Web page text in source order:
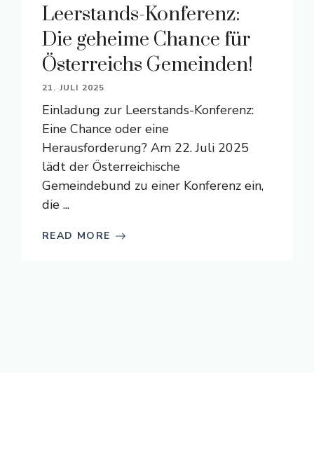
Leerstands-Konferenz:
Die geheime Chance für
Österreichs Gemeinden!
21. JULI 2025
Einladung zur Leerstands-Konferenz:
Eine Chance oder eine
Herausforderung? Am 22. Juli 2025
lädt der Österreichische
Gemeindebund zu einer Konferenz ein,
die ...
READ MORE